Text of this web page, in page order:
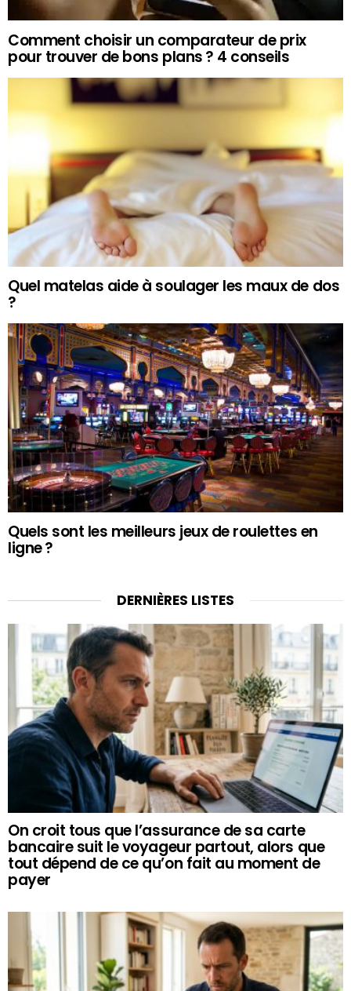
Comment choisir un comparateur de prix
pour trouver de bons plans ? 4 conseils
Quel matelas aide à soulager les maux de dos
?
Quels sont les meilleurs jeux de roulettes en
ligne ?
DERNIÈRES LISTES
On croit tous que l’assurance de sa carte
bancaire suit le voyageur partout, alors que
tout dépend de ce qu’on fait au moment de
payer